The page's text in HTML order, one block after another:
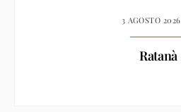
3 AGOSTO 2026
Ratanà